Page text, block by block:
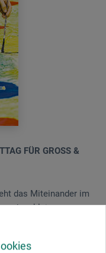
FÜR GROSS &
das Miteinander im
kleine